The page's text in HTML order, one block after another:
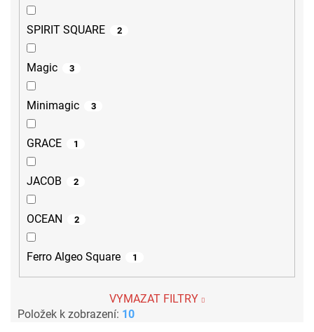
SPIRIT SQUARE 2
Magic 3
Minimagic 3
GRACE 1
JACOB 2
OCEAN 2
Ferro Algeo Square 1
VYMAZAT FILTRY
Položek k zobrazení: 10